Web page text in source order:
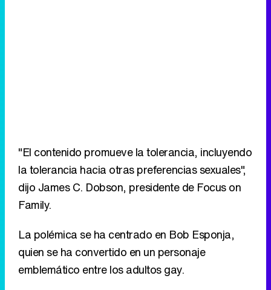
"El contenido promueve la tolerancia, incluyendo
la tolerancia hacia otras preferencias sexuales",
dijo James C. Dobson, presidente de Focus on
Family.
La polémica se ha centrado en Bob Esponja,
quien se ha convertido en un personaje
emblemático entre los adultos gay.